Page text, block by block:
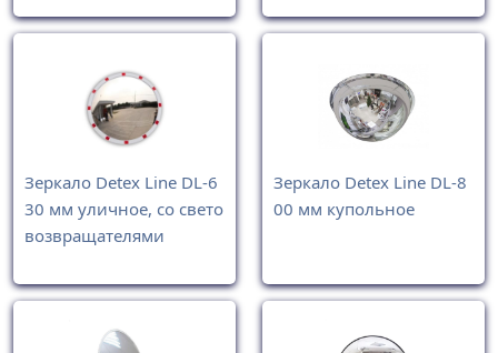
Зеркало Detex Line DL-6
30 мм уличное, со свето
возвращателями
Зеркало Detex Line DL-8
00 мм купольное